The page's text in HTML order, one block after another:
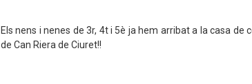
Els nens i nenes de 3r, 4t i 5è ja hem arribat a la casa de
de Can Riera de Ciuret!!